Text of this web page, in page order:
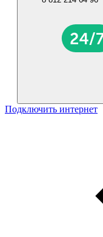
Подключить интернет